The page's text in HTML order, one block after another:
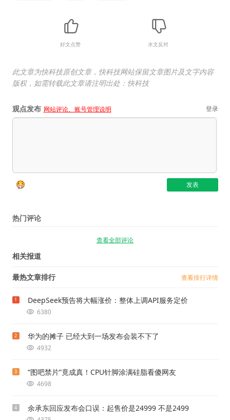
好文点赞 水文反对
此文章为快科技原创文章，快科技网站保留文章图片及文字内容
版权，如需转载此文章请注明出处：快科技
观点发布 网站评论、账号管理说明 登录
热门评论
查看全部评论
相关报道
最热文章排行 查看排行详情
1 DeepSeek预告将大幅涨价：整体上调API服务定价
6380
2 华为的摊子 已经大到一场发布会装不下了
4932
3 “图吧禁片”竟成真！CPU针脚涂满硅脂看傻网友
4698
4 余承东回应发布会口误：起售价是24999 不是2499